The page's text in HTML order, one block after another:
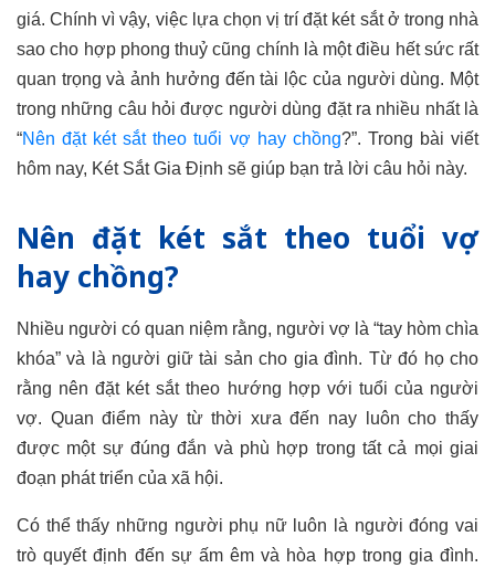
giá. Chính vì vậy, việc lựa chọn vị trí đặt két sắt ở trong nhà
sao cho hợp phong thuỷ cũng chính là một điều hết sức rất
quan trọng và ảnh hưởng đến tài lộc của người dùng. Một
trong những câu hỏi được người dùng đặt ra nhiều nhất là
“Nên đặt két sắt theo tuổi vợ hay chồng?”. Trong bài viết
hôm nay, Két Sắt Gia Định sẽ giúp bạn trả lời câu hỏi này.
Nên đặt két sắt theo tuổi vợ
hay chồng?
Nhiều người có quan niệm rằng, người vợ là “tay hòm chìa
khóa” và là người giữ tài sản cho gia đình. Từ đó họ cho
rằng nên đặt két sắt theo hướng hợp với tuổi của người
vợ. Quan điểm này từ thời xưa đến nay luôn cho thấy
được một sự đúng đắn và phù hợp trong tất cả mọi giai
đoạn phát triển của xã hội.
Có thể thấy những người phụ nữ luôn là người đóng vai
trò quyết định đến sự ấm êm và hòa hợp trong gia đình.